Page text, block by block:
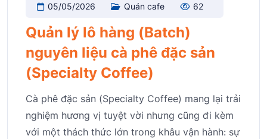
05/05/2026 Quán cafe 62
Quản lý lô hàng (Batch)
nguyên liệu cà phê đặc sản
(Specialty Coffee)
Cà phê đặc sản (Specialty Coffee) mang lại trải
nghiệm hương vị tuyệt vời nhưng cũng đi kèm
với một thách thức lớn trong khâu vận hành: sự